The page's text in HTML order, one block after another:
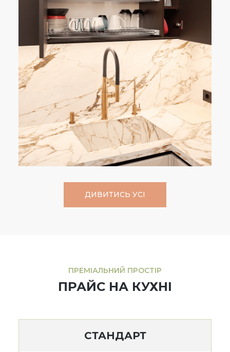
ДИВИТИСЬ УСІ
ПРЕМІАЛЬНИЙ ПРОСТІР
ПРАЙС НА КУХНІ
СТАНДАРТ